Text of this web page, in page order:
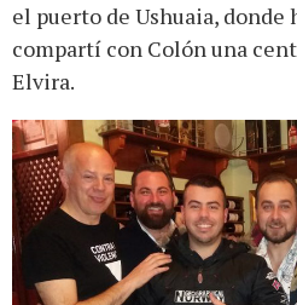
el puerto de Ushuaia, donde
compartí con Colón una
Elvira.